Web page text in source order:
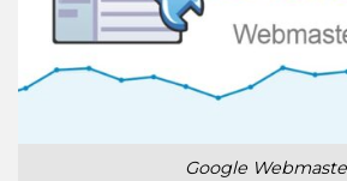
Google